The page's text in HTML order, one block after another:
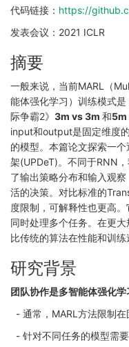
代码链接： https://
发表会议：2021 ICLR
摘要
一般来说，当前MARL（
能体强化学习）训练模式
际争霸2》 3m vs 3m 和5m
input和output是固定维度
的模型。本篇论文探索一
架(UPDeT)。不同于RNN
了输出策略分布和输入观
活的决策。对比标准的
度限制，可解释性也更高
同时处理多个任务。在更
比传统的算法在性能和训练
研究背景
团队协作是多智能体强化
- 通常，MARL方法限制
- 针对不同任务的模型需